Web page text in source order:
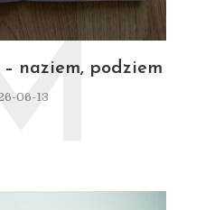
naziem, podziem
06-13